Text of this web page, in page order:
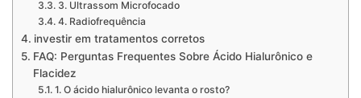
3. Ultrassom Microfocado
4. Radiofrequência
investir em tratamentos corretos
FAQ: Perguntas Frequentes Sobre Ácido Hialurônico e
Flacidez
1. O ácido hialurônico levanta o rosto?